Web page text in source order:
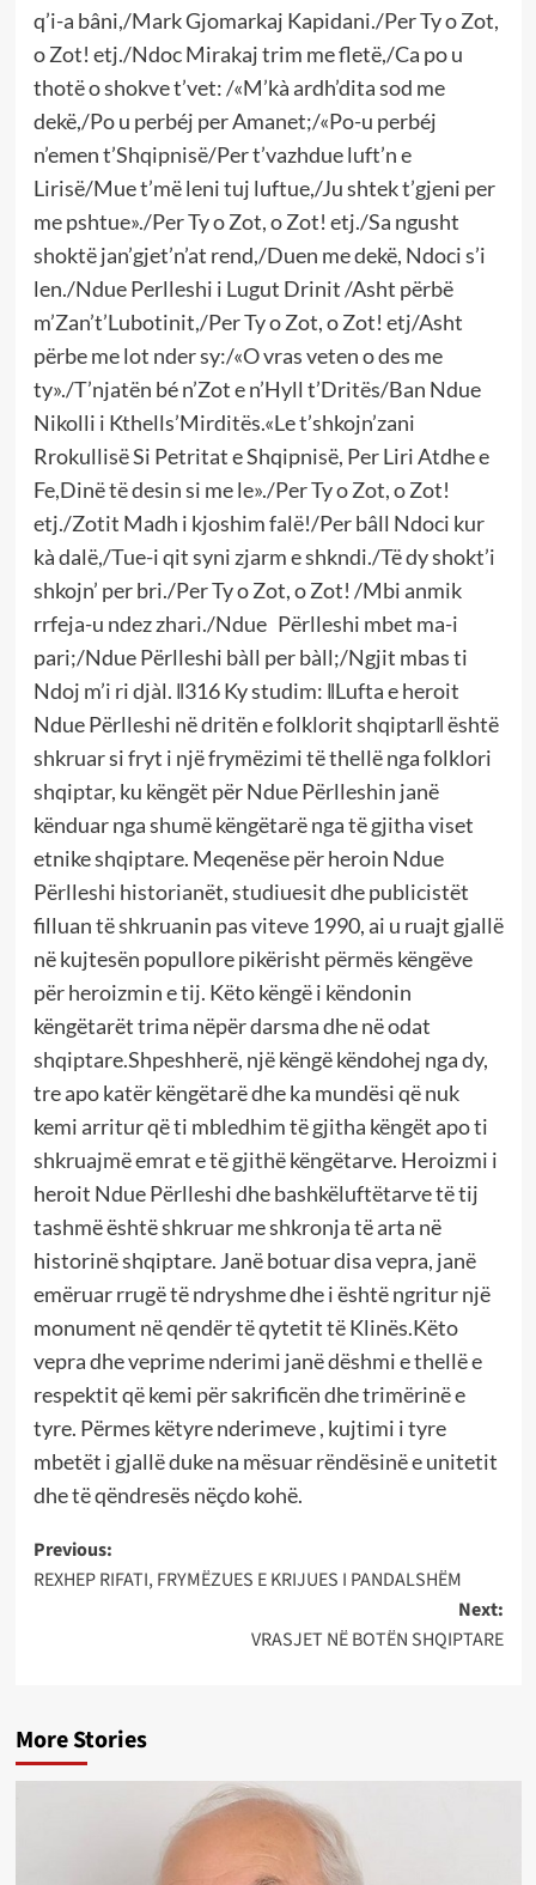
Post
navigation
Previous:
REXHEP RIFATI, FRYMËZUES E KRIJUES I PANDALSHËM
Next:
VRASJET NË BOTËN SHQIPTARE
More Stories